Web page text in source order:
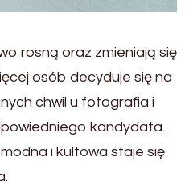
rosną oraz zmieniają się
osób decyduje się na
chwil u fotografia i
kandydata.
i kultowa staje się